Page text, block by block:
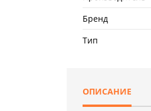
Бренд
Тип
ОПИСАНИЕ